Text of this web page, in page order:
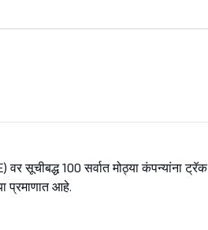
सूचीबद्ध 100 सर्वात मोठ्या कंपन्यांना ट्रॅक
प्रमाणात आहे.